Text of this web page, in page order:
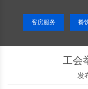
客房服务 餐
工会
发